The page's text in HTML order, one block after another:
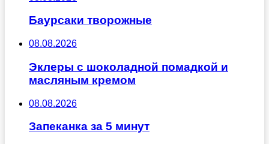
Баурсаки творожные
08.08.2026
Эклеры с шоколадной помадкой и
масляным кремом
08.08.2026
Запеканка за 5 минут